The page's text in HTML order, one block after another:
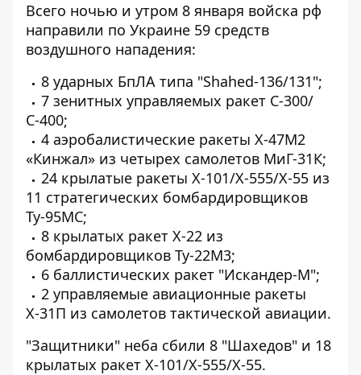
Всего ночью и утром 8 января войска рф
направили по Украине 59 средств
воздушного нападения:
8 ударных БпЛА типа "Shahed-136/131";
7 зенитных управляемых ракет С-300/
С-400;
4 аэробалистические ракеты Х-47М2
«Кинжал» из четырех самолетов МиГ-31К;
24 крылатые ракеты Х-101/Х-555/Х-55 из
11 стратегических бомбардировщиков
Ту-95МС;
8 крылатых ракет Х-22 из
бомбардировщиков Ту-22М3;
6 баллистических ракет "Искандер-М";
2 управляемые авиационные ракеты
Х-31П из самолетов тактической авиации.
"Защитники" неба сбили 8 "Шахедов" и 18
крылатых ракет Х-101/Х-555/Х-55.